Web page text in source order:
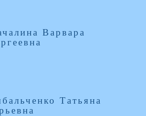
Варвара
Татьяна